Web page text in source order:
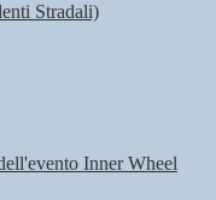
Stradali)
Inner Wheel